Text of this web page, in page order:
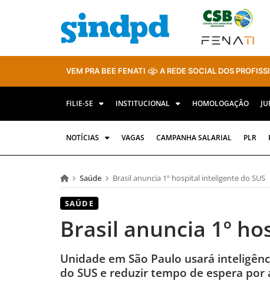
VEM PRA BEE FENATI A REDE SOCIAL DOS
FILIE-SE INSTITUCIONAL HOMOLOGAÇÃO
NOTÍCIAS VAGAS CAMPANHA SALARIAL PLR
Saúde Brasil anuncia 1º hospital inteligente do SUS
SAÚDE
Brasil anuncia 1º
Unidade em São Paulo usará
do SUS e reduzir tempo de espera